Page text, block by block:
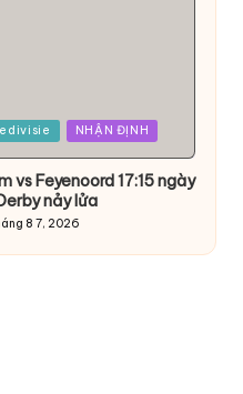
NHẬN ĐỊNH
vs Feyenoord 17:15 ngày
nảy lửa
8 7, 2026